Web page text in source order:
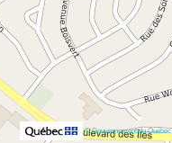
© Gouvernement du Québec